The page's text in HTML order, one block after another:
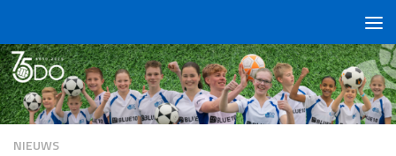
NIEUWS